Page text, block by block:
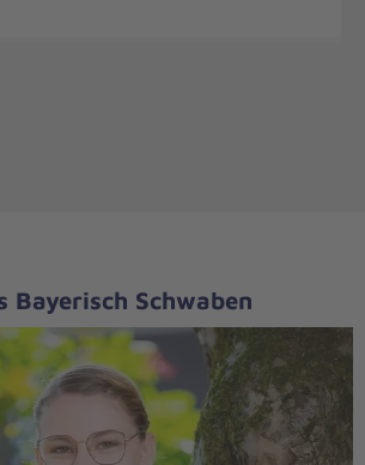
Bayerisch Schwaben